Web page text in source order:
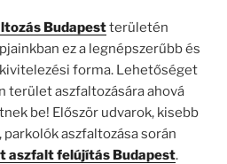
Budapestterületén
ez a legnépszerűbb és
forma. Lehetőséget
terület aszfaltozására ahová
be! Először udvarok, kisebb
aszfaltozása során
aszfalt felújítás Budapest.